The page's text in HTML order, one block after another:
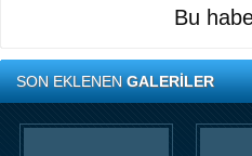
Bu
SON EKLENENGALERİLER